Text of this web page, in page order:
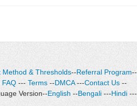
Method & Thresholds--Referral Program--
FAQ--- Terms--DMCA---Contact Us--
Version--English --Bengali ---Hindi ---